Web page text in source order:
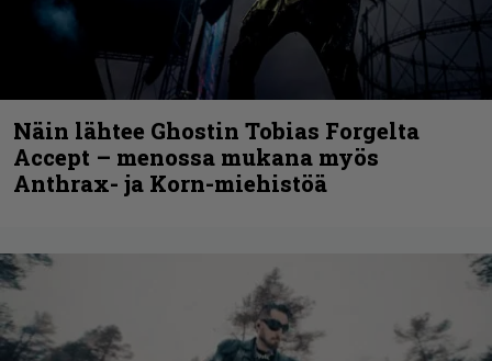
Näin lähtee Ghostin Tobias Forgelta
Accept – menossa mukana myös
Anthrax- ja Korn-miehistöä